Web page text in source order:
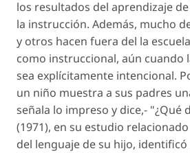
los resultados del aprendizaje
la instrucción. Además, mucho
y otros hacen fuera del la
como instruccional, aún cuando
sea explícitamente intencional.
un niño muestra a sus padres
señala lo impreso y dice,- "¿Qué
(1971), en su estudio
del lenguaje de su hijo,